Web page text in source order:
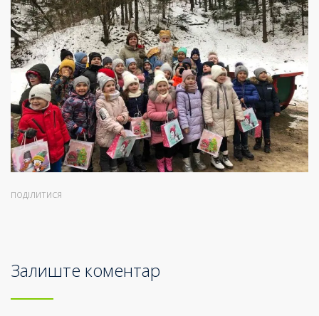
ПОДІЛИТИСЯ
Залиште коментар